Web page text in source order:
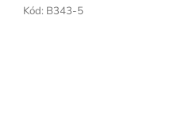
Kód: B343-5